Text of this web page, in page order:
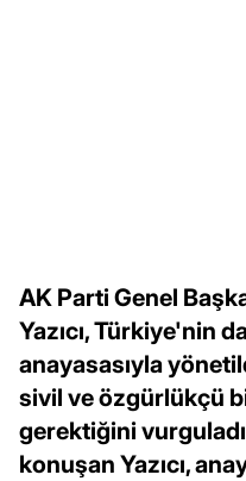
AK Parti Genel
Yazıcı, Türkiye'nin
anayasasıyla
sivil ve özgürlükçü
gerektiğini
konuşan Yazıcı,